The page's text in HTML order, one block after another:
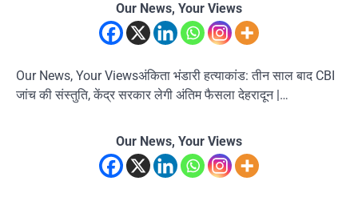
Our News, Your Views
Our News, Your Viewsअंकिता भंडारी हत्याकांड: तीन साल बाद CBI
जांच की संस्तुति, केंद्र सरकार लेगी अंतिम फैसला देहरादून |…
Our News, Your Views